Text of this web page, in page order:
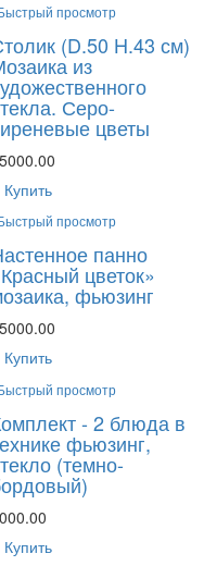
просмотр
(D.50 H.43 см)
из
Серо-
цветы
Купить
просмотр
панно
цветок»
фьюзинг
Купить
просмотр
- 2 блюда в
фьюзинг,
(темно-
Купить